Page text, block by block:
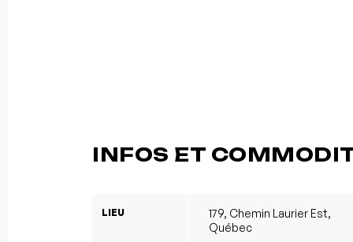
INFOS ET
LIEU
179, Chemin Laurier Est,
Québec